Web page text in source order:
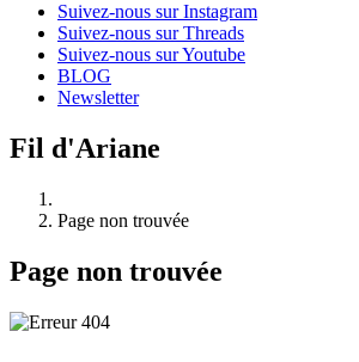
Suivez-nous sur Instagram
Suivez-nous sur Threads
Suivez-nous sur Youtube
BLOG
Newsletter
Fil d'Ariane
Page non trouvée
Page non trouvée